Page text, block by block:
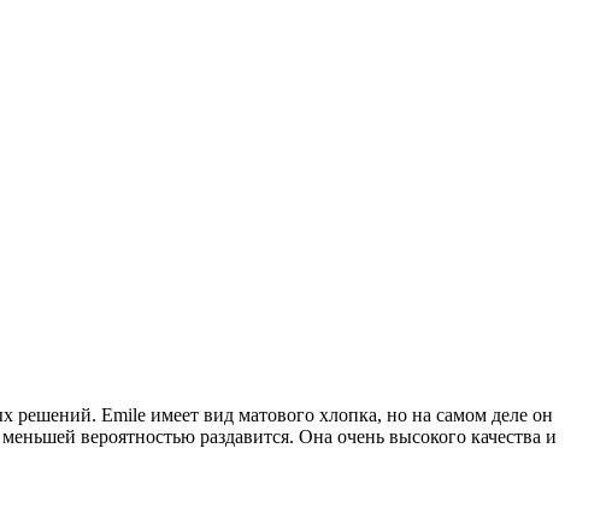
решений. Emile имеет вид матового хлопка, но на самом деле он
вероятностью раздавится. Она очень высокого качества и